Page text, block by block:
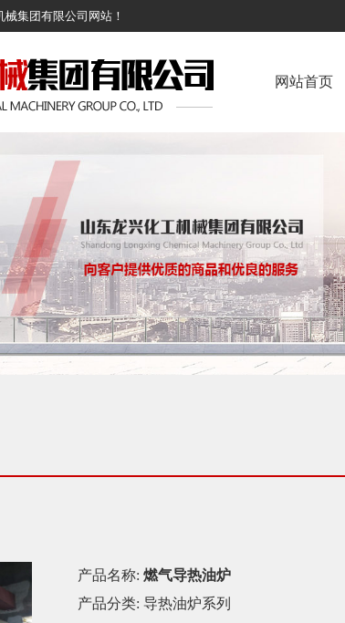
集团有限公司网站！
网站首页
产品名称: 燃气导热油炉
产品分类: 导热油炉系列